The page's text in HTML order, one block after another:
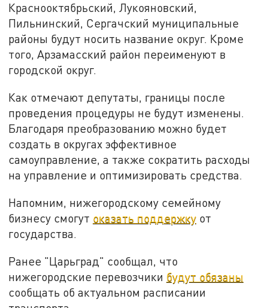
Краснооктябрьский, Лукояновский,
Пильнинский, Сергачский муниципальные
районы будут носить название округ. Кроме
того, Арзамасский район переименуют в
городской округ.
Как отмечают депутаты, границы после
проведения процедуры не будут изменены.
Благодаря преобразованию можно будет
создать в округах эффективное
самоуправление, а также сократить расходы
на управление и оптимизировать средства.
Напомним, нижегородскому семейному
бизнесу смогут оказать поддержку от
государства.
Ранее "Царьград" сообщал, что
нижегородские перевозчики будут обязаны
сообщать об актуальном расписании